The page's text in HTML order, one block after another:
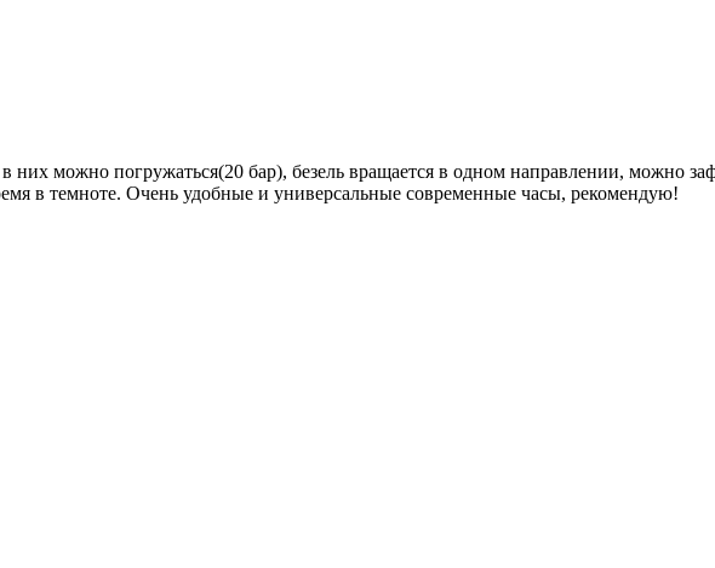
них можно погружаться(20 бар), безель вращается в одном направлении, можно
в темноте. Очень удобные и универсальные современные часы, рекомендую!